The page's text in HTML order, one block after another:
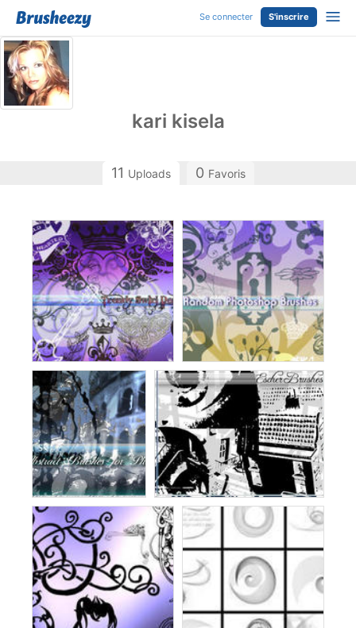
Se connecter S'inscrire
kari kisela
11 Uploads 0 Favoris